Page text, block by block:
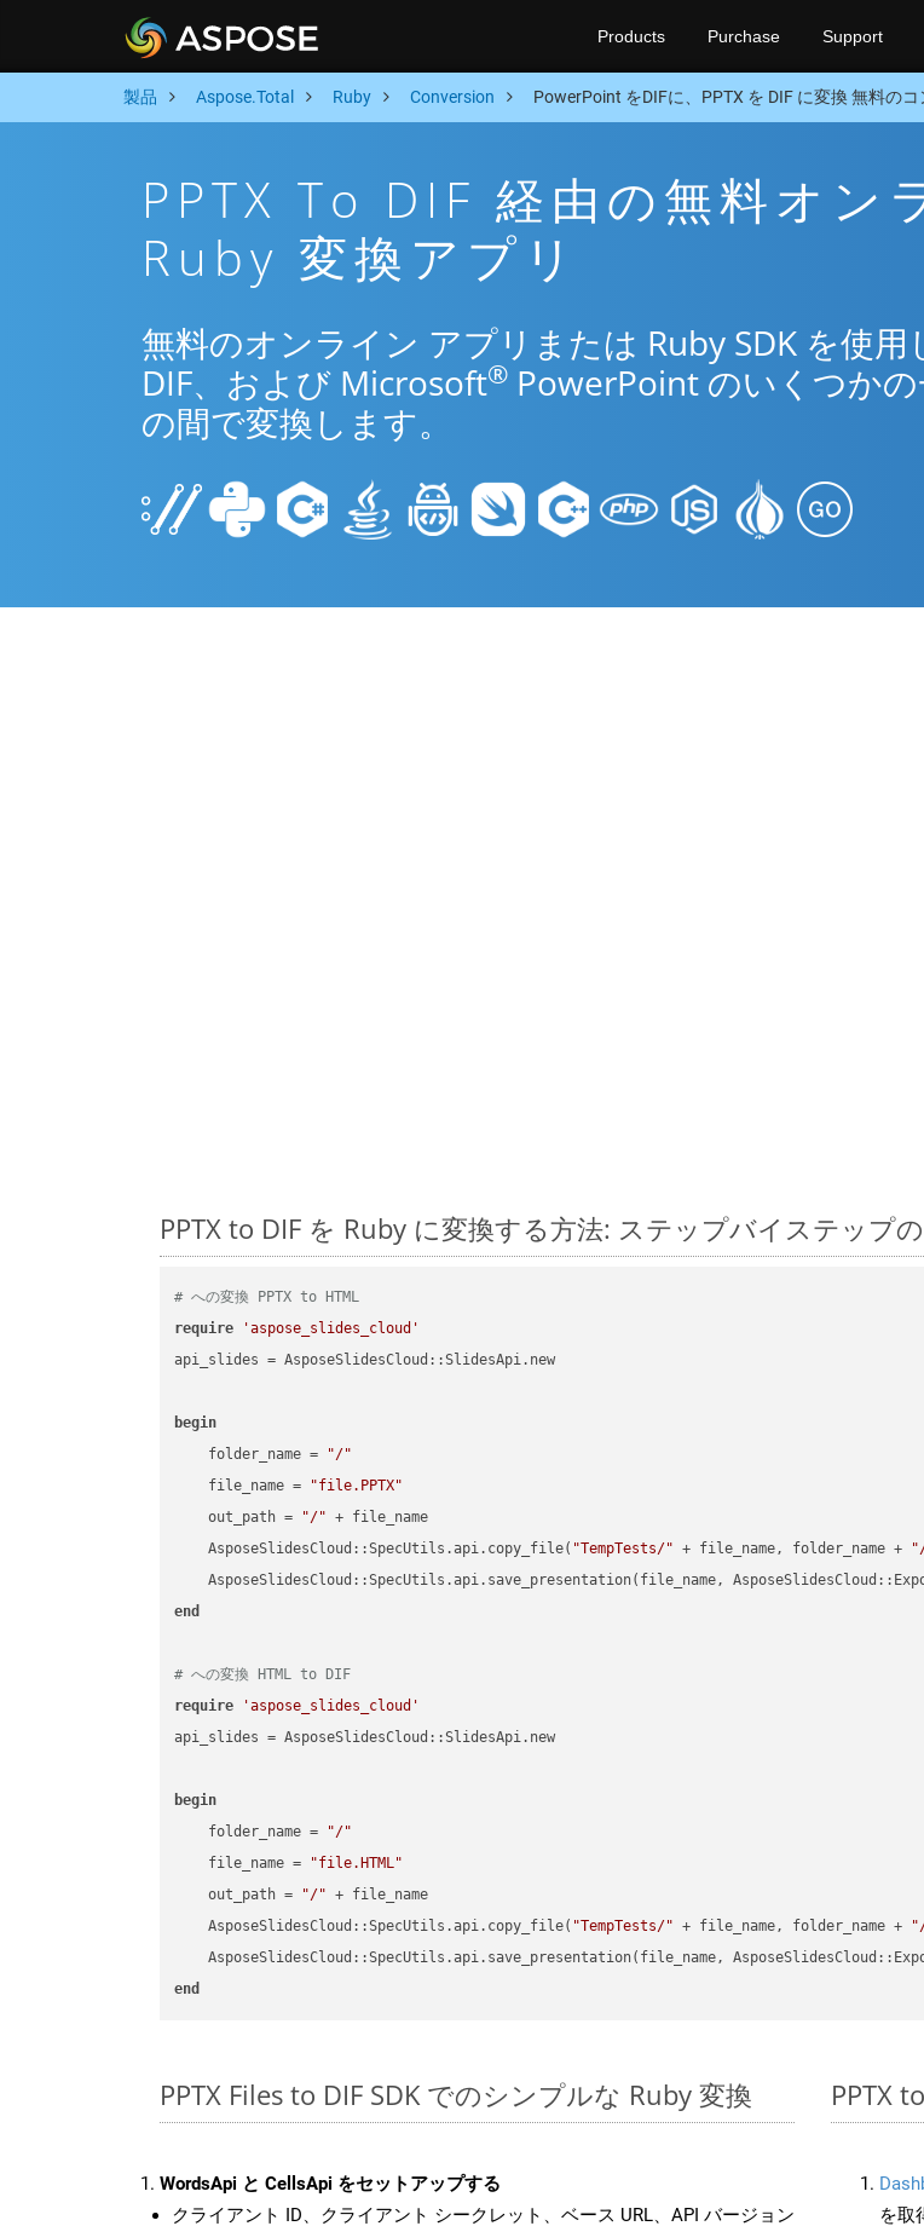
Products Purchase Support
製品 Aspose.Total Ruby Conversion PowerPoint をDIFに、PPTX を DIF に変換 無料の
PPTX To DIF 経由の無料オン
Ruby 変換アプリ
無料のオンライン アプリまたは Ruby SDK を使用
DIF、および Microsoft® PowerPoint のいくつか
の間で変換します。
PPTX to DIF を Ruby に変換する方法: ステップバイステップ
# への変換 PPTX to HTML
require
'aspose_slides_cloud'
api_slides = AsposeSlidesCloud::SlidesApi.new
begin
    folder_name =
"/"
    file_name =
"file.PPTX"
    out_path =
"/" + file_name
    AsposeSlidesCloud::SpecUtils.api.copy_file(
"TempTests/" + file_name, folder_name +
AsposeSlidesCloud::SpecUtils.api.save_presentation(file_name,
end
# への変換 HTML to DIF
require
'aspose_slides_cloud'
api_slides = AsposeSlidesCloud::SlidesApi.new
begin
    folder_name =
"/"
    file_name =
"file.HTML"
    out_path =
"/" + file_name
    AsposeSlidesCloud::SpecUtils.api.copy_file(
"TempTests/" + file_name, folder_name +
AsposeSlidesCloud::SpecUtils.api.save_presentation(file_name,
end
PPTX Files to DIF SDK でのシンプルな Ruby 変換
WordsApi と CellsApi をセットアップする
クライアント ID、クライアント シークレット、ベース URL、API バージョン
PPTX
を取